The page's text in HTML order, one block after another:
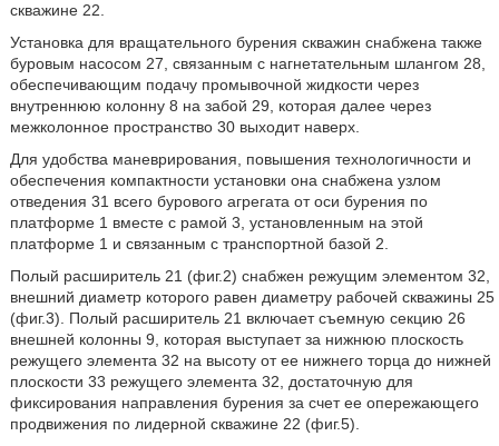
скважине 22.
Установка для вращательного бурения скважин снабжена также
буровым насосом 27, связанным с нагнетательным шлангом 28,
обеспечивающим подачу промывочной жидкости через
внутреннюю колонну 8 на забой 29, которая далее через
межколонное пространство 30 выходит наверх.
Для удобства маневрирования, повышения технологичности и
обеспечения компактности установки она снабжена узлом
отведения 31 всего бурового агрегата от оси бурения по
платформе 1 вместе с рамой 3, установленным на этой
платформе 1 и связанным с транспортной базой 2.
Полый расширитель 21 (фиг.2) снабжен режущим элементом 32,
внешний диаметр которого равен диаметру рабочей скважины 25
(фиг.3). Полый расширитель 21 включает съемную секцию 26
внешней колонны 9, которая выступает за нижнюю плоскость
режущего элемента 32 на высоту от ее нижнего торца до нижней
плоскости 33 режущего элемента 32, достаточную для
фиксирования направления бурения за счет ее опережающего
продвижения по лидерной скважине 22 (фиг.5).